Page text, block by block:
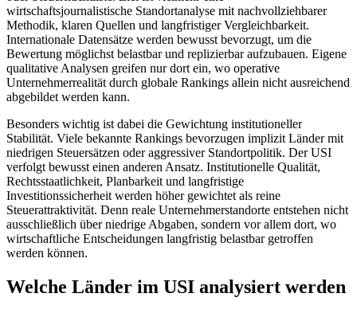
wirtschaftsjournalistische Standortanalyse mit nachvollziehbarer
Methodik, klaren Quellen und langfristiger Vergleichbarkeit.
Internationale Datensätze werden bewusst bevorzugt, um die
Bewertung möglichst belastbar und replizierbar aufzubauen. Eigene
qualitative Analysen greifen nur dort ein, wo operative
Unternehmerrealität durch globale Rankings allein nicht ausreichend
abgebildet werden kann.
Besonders wichtig ist dabei die Gewichtung institutioneller
Stabilität. Viele bekannte Rankings bevorzugen implizit Länder mit
niedrigen Steuersätzen oder aggressiver Standortpolitik. Der USI
verfolgt bewusst einen anderen Ansatz. Institutionelle Qualität,
Rechtsstaatlichkeit, Planbarkeit und langfristige
Investitionssicherheit werden höher gewichtet als reine
Steuerattraktivität. Denn reale Unternehmerstandorte entstehen nicht
ausschließlich über niedrige Abgaben, sondern vor allem dort, wo
wirtschaftliche Entscheidungen langfristig belastbar getroffen
werden können.
Welche Länder im USI analysiert werden